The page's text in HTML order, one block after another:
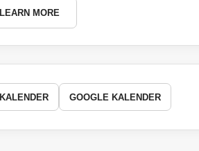
LEARN MORE
KALENDER GOOGLE KALENDER